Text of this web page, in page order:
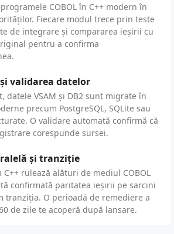
COBOL în C++ modern în
Fiecare modul trece prin teste
de integrare și compararea ieșirii cu
pentru a confirma
validarea datelor
datele VSAM și DB2 sunt migrate în
precum PostgreSQL, SQLite sau
O validare automată confirmă că
corespunde sursei.
și tranziție
C++ rulează alături de mediul COBOL
confirmată paritatea ieșirii pe sarcini
tranziția. O perioadă de remediere a
de zile te acoperă după lansare.